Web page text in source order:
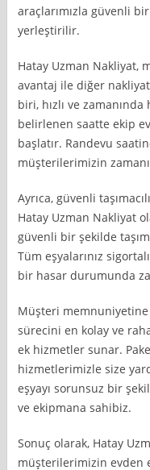
araçlarımızla güvenli
yerleştirilir.
Hatay Uzman Nakliyat,
avantaj ile diğer
biri, hızlı ve
belirlenen saatte ekip
başlatır. Randevu
müşterilerimizin
Ayrıca, güvenli
Hatay Uzman Nakliyat
güvenli bir şekilde
Tüm eşyalarınız
bir hasar durumunda
Müşteri memnuniyetine
sürecini en kolay ve
ek hizmetler sunar.
hizmetlerimizle size
eşyayı sorunsuz bir
ve ekipmana sahibiz.
Sonuç olarak, Hatay
müşterilerimizin evden